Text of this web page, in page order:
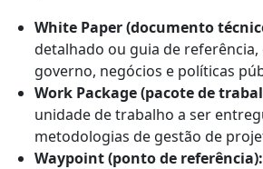
White Paper (documento
detalhado ou guia de
governo, negócios e políticas
Work Package (pacote de
unidade de trabalho a ser
metodologias de gestão de
Waypoint (ponto de referência):